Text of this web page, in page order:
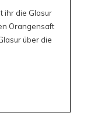
ihr die Glasur
Orangensaft
über die